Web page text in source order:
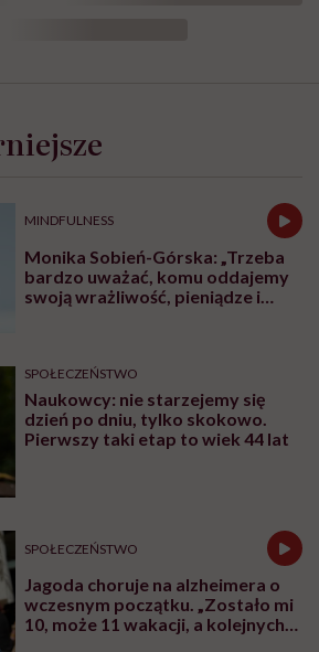
"Co się zdarza u lekarza" wyjaśnia, na czym
co się dzieje za drzwiami gabinetu w przychodni i
w szpitalu / Zdjęcie: Archiwum prywatne
lubimy wiedzieć, co się z
i rozumieć, o co w tym
Dzieci mają dokładnie tak